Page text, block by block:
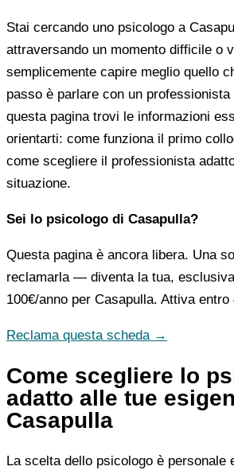
Stai cercando uno psicologo a
attraversando un momento difficile o
semplicemente capire meglio quello
passo è parlare con un
questa pagina trovi le informazioni
orientarti: come funziona il primo
come scegliere il professionista
situazione.
Sei lo psicologo di Casapulla?
Questa pagina è ancora libera. Una
reclamarla — diventa la tua,
100€/anno per Casapulla. Attiva entro
Reclama questa scheda →
Come scegliere lo
adatto alle tue
Casapulla
La scelta dello psicologo è personale